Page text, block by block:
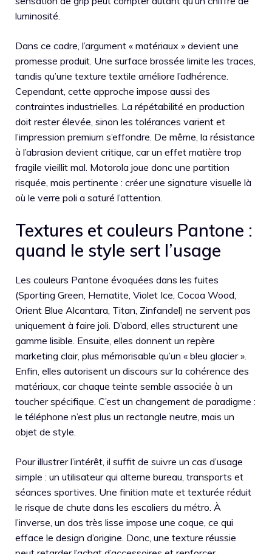
luminosité.
Dans ce cadre, l’argument « matériaux » devient une
promesse produit. Une surface brossée limite les traces,
tandis qu’une texture textile améliore l’adhérence.
Cependant, cette approche impose aussi des
contraintes industrielles. La répétabilité en production
doit rester élevée, sinon les tolérances varient et
l’impression premium s’effondre. De même, la résistance
à l’abrasion devient critique, car un effet matière trop
fragile vieillit mal. Motorola joue donc une partition
risquée, mais pertinente : créer une signature visuelle là
où le verre poli a saturé l’attention.
Textures et couleurs Pantone :
quand le style sert l’usage
Les couleurs Pantone évoquées dans les fuites
(Sporting Green, Hematite, Violet Ice, Cocoa Wood,
Orient Blue Alcantara, Titan, Zinfandel) ne servent pas
uniquement à faire joli. D’abord, elles structurent une
gamme lisible. Ensuite, elles donnent un repère
marketing clair, plus mémorisable qu’un « bleu glacier ».
Enfin, elles autorisent un discours sur la cohérence des
matériaux, car chaque teinte semble associée à un
toucher spécifique. C’est un changement de paradigme :
le téléphone n’est plus un rectangle neutre, mais un
objet de style.
Pour illustrer l’intérêt, il suffit de suivre un cas d’usage
simple : un utilisateur qui alterne bureau, transports et
séances sportives. Une finition mate et texturée réduit
le risque de chute dans les escaliers du métro. À
l’inverse, un dos très lisse impose une coque, ce qui
efface le design d’origine. Donc, une texture réussie